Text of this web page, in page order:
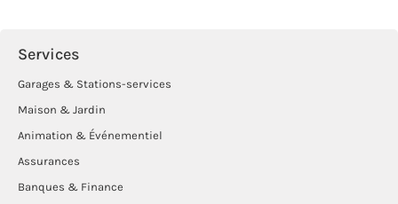
Services
Garages & Stations-services
Maison & Jardin
Animation & Événementiel
Assurances
Banques & Finance